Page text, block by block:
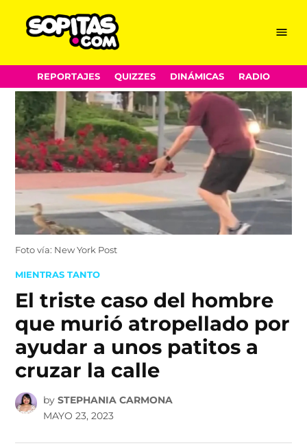
Skip
to
content
Menu
REPORTAJES QUIZZES DINÁMICAS RADIO
Foto vía: New York Post
POSTED
MIENTRAS TANTO
El triste caso del hombre
que murió atropellado por
ayudar a unos patitos a
cruzar la calle
by STEPHANIA CARMONA
MAYO 23, 2023